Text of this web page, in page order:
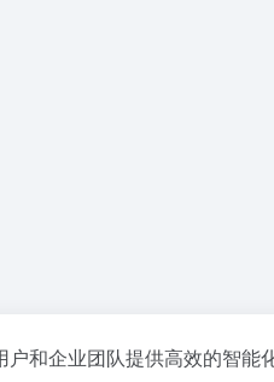
户和企业团队提供高效的智能